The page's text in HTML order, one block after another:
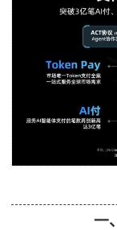
一